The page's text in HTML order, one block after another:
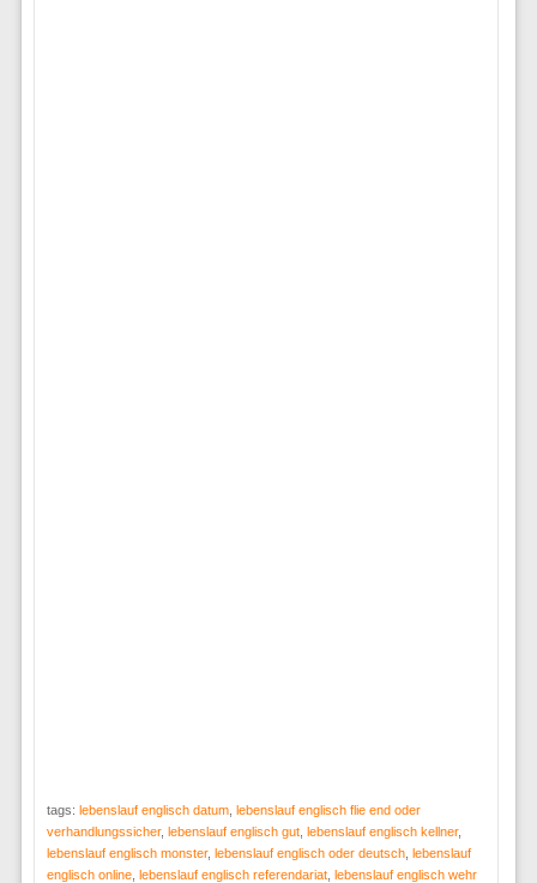
tags: lebenslauf englisch datum, lebenslauf englisch flie end oder
verhandlungssicher, lebenslauf englisch gut, lebenslauf englisch kellner,
lebenslauf englisch monster, lebenslauf englisch oder deutsch, lebenslauf
englisch online, lebenslauf englisch referendariat, lebenslauf englisch wehr